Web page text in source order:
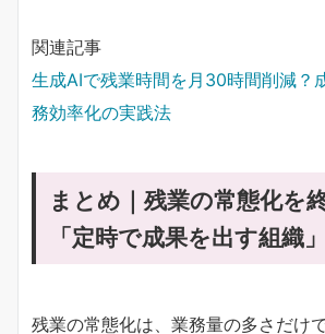
関連記事
生成AIで残業時間を月30時間削減？
務効率化の実践法
まとめ｜残業の常態化を
「定時で成果を出す組織
残業の常態化は、業務量の多さだけ